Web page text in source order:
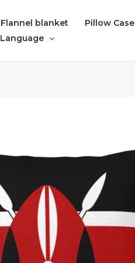
Flannel blanket Pillow Case
Language